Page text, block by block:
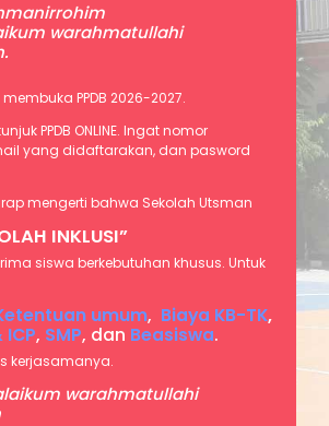
warahmatullahi
PPDB 2026-2027.
PPDB ONLINE. Ingat nomor
yang didaftarakan, dan pasword
mengerti bahwa Sekolah Utsman
INKLUSI”
siswa berkebutuhan khusus. Untuk
umum, Biaya KB-TK,
ICP, SMP, dan Beasiswa.
kerjasamanya.
warahmatullahi